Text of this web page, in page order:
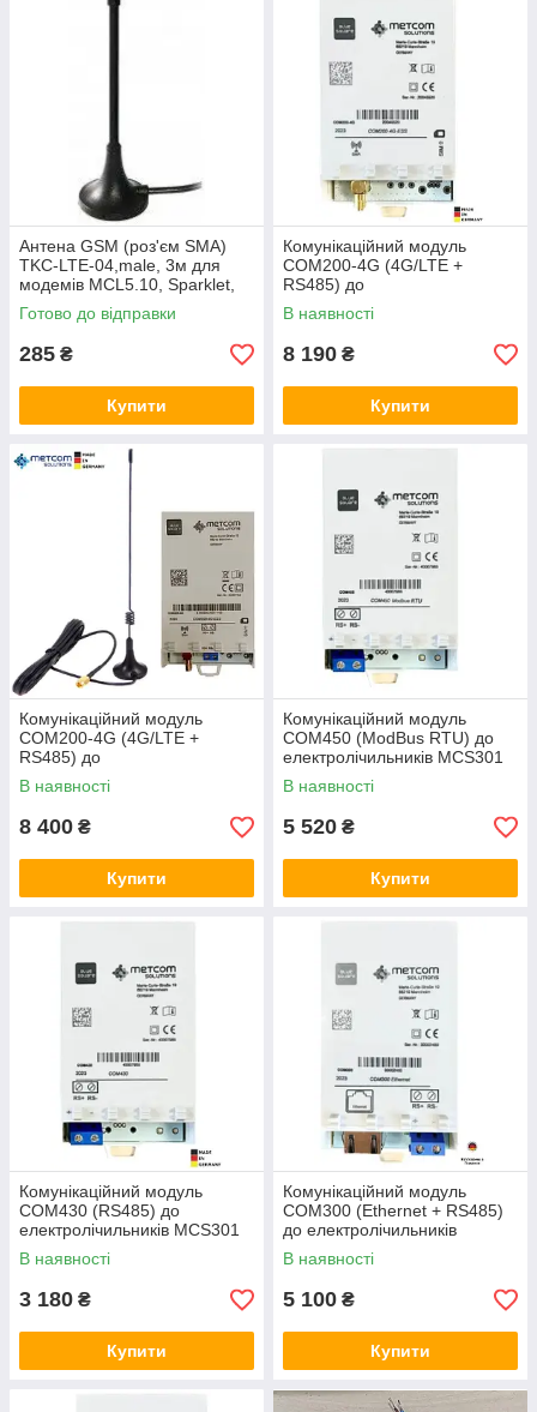
Антена GSM (роз'єм SMA)
TKC-LTE-04,male, 3м для
модемів MCL5.10, Sparklet,
ETM-Purple 3G, STL410, TC-
485, СОМ-900-ITR,
Готово до відправки
285 ₴
Купити
Комунікаційний модуль
COM200-4G (4G/LTE +
RS485) до
електролічильників MCS301
MetCom Solutions GmbH
В наявності
8 190 ₴
Купити
Комунікаційний модуль
COM200-4G (4G/LTE +
RS485) до
електролічильників MCS301
MetCom Solutions GmbH
В наявності
8 400 ₴
Купити
Комунікаційний модуль
COM450 (ModBus RTU) до
електролічильників MCS301
MetCom Solutions GmbH
(Німеччина)
В наявності
5 520 ₴
Купити
Комунікаційний модуль
COM430 (RS485) до
електролічильників MCS301
MetCom Solutions GmbH
(Німеччина)
В наявності
3 180 ₴
Купити
Комунікаційний модуль
COM300 (Ethernet + RS485)
до електролічильників
MCS301 MetCom Solutions
GmbH (Німеччина)
В наявності
5 100 ₴
Купити